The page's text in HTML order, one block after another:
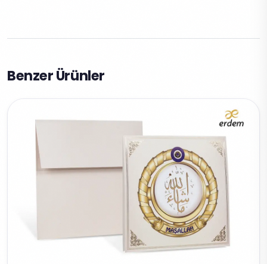
Benzer Ürünler